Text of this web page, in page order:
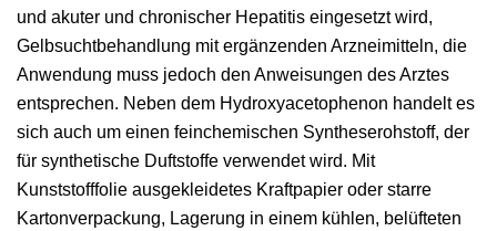
und akuter und chronischer Hepatitis eingesetzt wird,
Gelbsuchtbehandlung mit ergänzenden Arzneimitteln, die
Anwendung muss jedoch den Anweisungen des Arztes
entsprechen. Neben dem Hydroxyacetophenon handelt es
sich auch um einen feinchemischen Syntheserohstoff, der
für synthetische Duftstoffe verwendet wird. Mit
Kunststofffolie ausgekleidetes Kraftpapier oder starre
Kartonverpackung, Lagerung in einem kühlen, belüfteten